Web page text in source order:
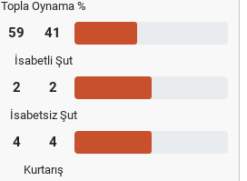
Topla Oynama %
59 41
İsabetli Şut
2 2
İsabetsiz Şut
4 4
Kurtarış